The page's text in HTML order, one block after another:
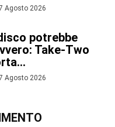
Agosto 2026
potrebbe
Take-Two
Agosto 2026